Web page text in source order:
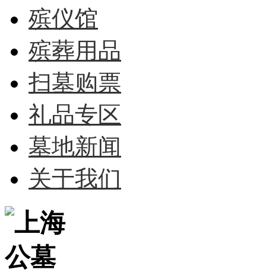
殡仪馆
殡葬用品
扫墓购票
礼品专区
墓地新闻
关于我们